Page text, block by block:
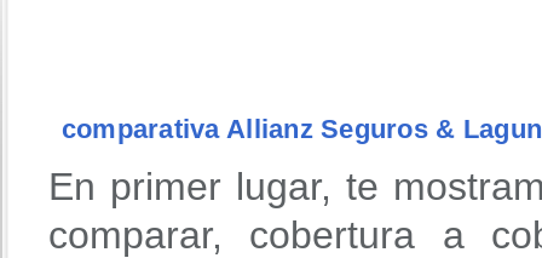
comparativa Allianz Seguros &
En primer lugar, te
comparar, cobertura a